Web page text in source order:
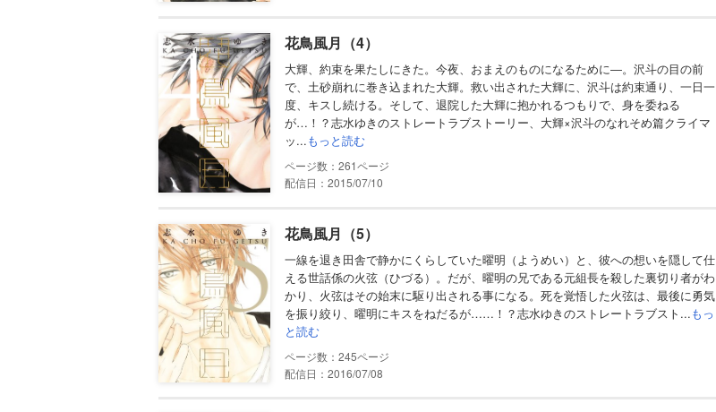
花鳥風月（4）
大輝、約束を果たしにきた。今夜、おまえのものになるために―。沢斗の目の前
で、土砂崩れに巻き込まれた大輝。救い出された大輝に、沢斗は約束通り、一日一
度、キスし続ける。そして、退院した大輝に抱かれるつもりで、身を委ねる
が…！？志水ゆきのストレートラブストーリー、大輝×沢斗のなれそめ篇クライマ
ッ...もっと読む
261
配信日：2015/07/10
花鳥風月（5）
一線を退き田舎で静かにくらしていた曜明（ようめい）と、彼への想いを隠して仕
える世話係の火弦（ひづる）。だが、曜明の兄である元組長を殺した裏切り者がわ
かり、火弦はその始末に駆り出される事になる。死を覚悟した火弦は、最後に勇気
を振り絞り、曜明にキスをねだるが……！？志水ゆきのストレートラブスト...もっ
と読む
245
配信日：2016/07/08